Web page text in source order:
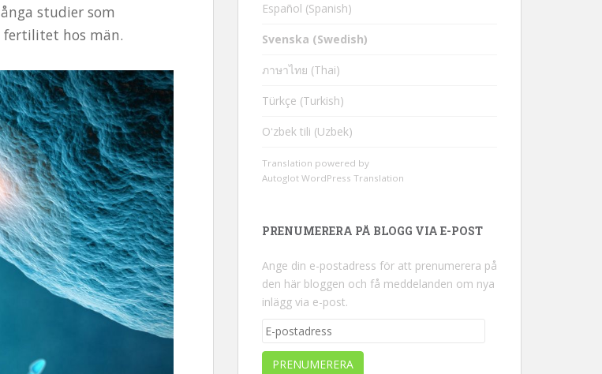
studier som
fertilitet hos män.
Español (Spanish)
Svenska (Swedish)
ภาษาไทย (Thai)
Türkçe (Turkish)
Oʻzbek tili (Uzbek)
Translation powered by
Autoglot WordPress Translation
PRENUMERERA PÅ BLOGG VIA E-POST
Ange din e-postadress för att prenumerera på
den här bloggen och få meddelanden om nya
inlägg via e-post.
E-
PRENUMERERA